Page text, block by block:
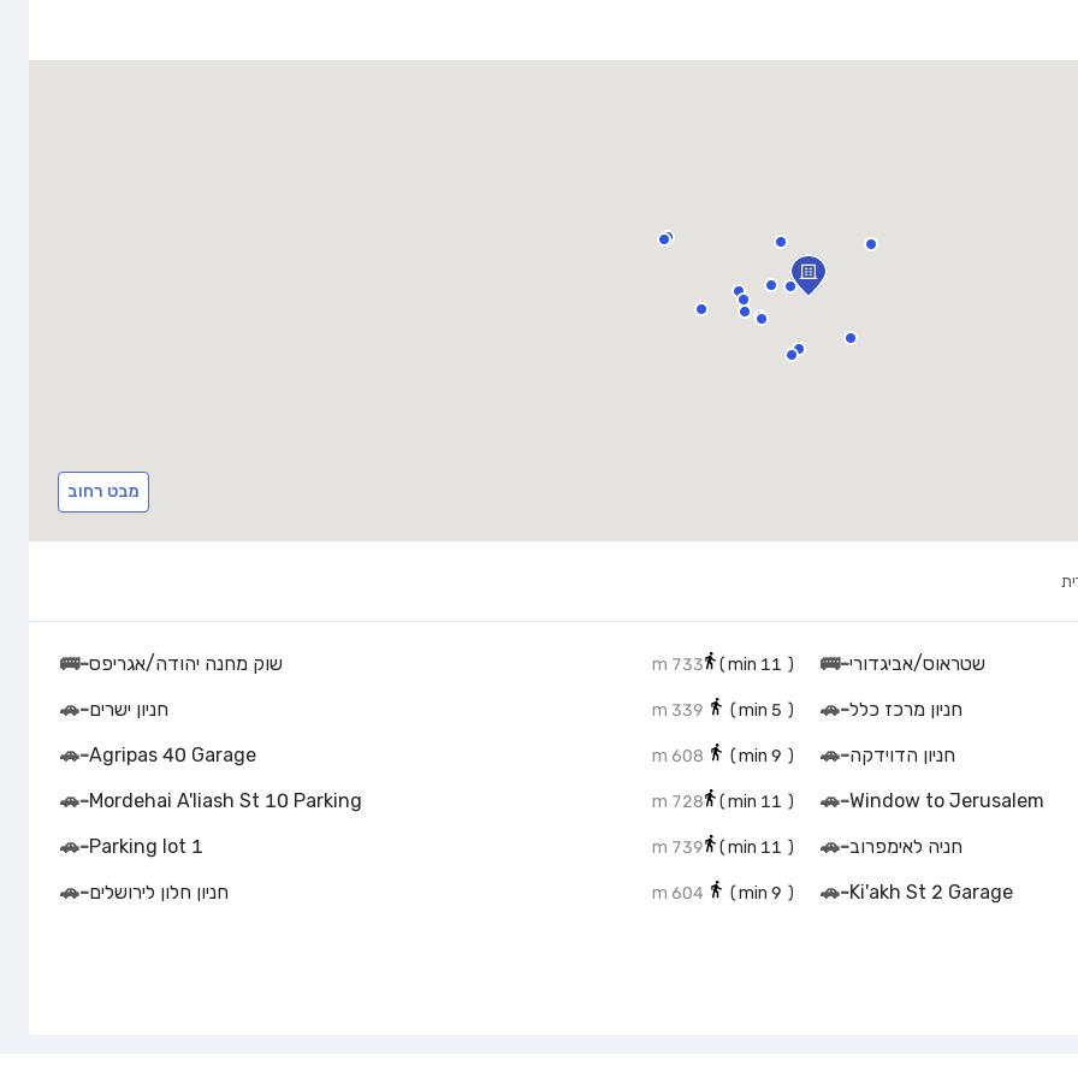
מבט רחוב
שטראוס/אביגדורי-
🚌
(
11
733 m שוק מחנה יהודה/אגריפס-
🚌
חניון מרכז כלל-
🚗
(
5
339 m חניון ישרים-
🚗
חניון הדוידקה-
🚗
(
9
608 m
Agripas 40 Garage
-
🚗
Window to Jerusalem
-
🚗
(
11
728 m
Mordehai A'liash St 10 Parking
-
🚗
חניה לאימפרוב-
🚗
(
11
739 m
Parking lot 1
-
🚗
Ki'akh St 2 Garage
-
🚗
(
9
604 m חניון חלון לירושלים-
🚗